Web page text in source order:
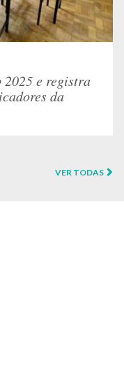
2025 e registra
da
VER TODAS